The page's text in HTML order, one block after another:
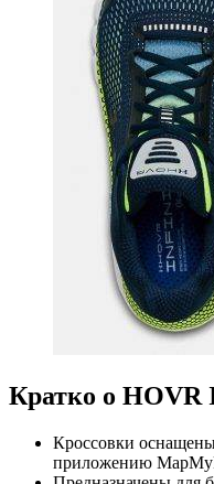
Кратко о HOVR
Кроссовки
приложению